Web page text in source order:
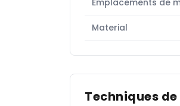
Emplacements de
Material
Techniques